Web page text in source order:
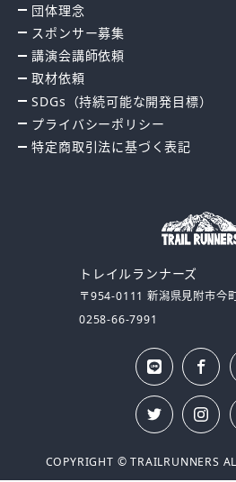
団体理念
スポンサー募集
講演会講師依頼
取材依頼
SDGs（持続可能な開発目標）
プライバシーポリシー
特定商取引法に基づく表記
トレイルランナーズ
〒954-0111 新潟県見附市今
0258-66-7991
公式
サイ
ト
Face
book
Twitt
er
Insta
gra
m
COPYRIGHT © TRAILRUNNERS